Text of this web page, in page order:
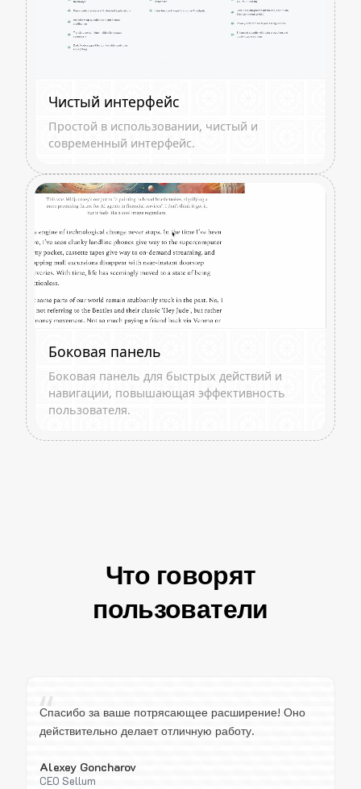
Чистый интерфейс
Простой в использовании, чистый и
современный интерфейс.
Боковая панель
Боковая панель для быстрых действий и
навигации, повышающая эффективность
пользователя.
Что говорят
пользователи
“
Спасибо за ваше потрясающее расширение! Оно
действительно делает отличную работу.
Alexey Goncharov
CEO Sellum